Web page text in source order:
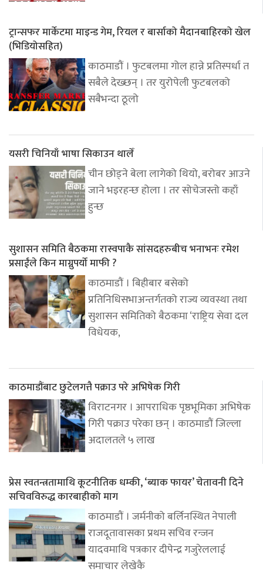
ट्रान्सफर मार्केटमा माइन्ड गेम, रियल र बार्साको मैदानबाहिरको खेल
(भिडियोसहित)
काठमाडौं । फुटबलमा गोल हान्ने प्रतिस्पर्धा त
सबैले देख्छन् । तर युरोपेली फुटबलको
सबैभन्दा ठूलो
यसरी चिनियाँ भाषा सिकाउन थालेँ
चीन छोड्ने बेला लागेको थियो, बरोबर आउने
जाने भइरहन्छ होला । तर सोचेजस्तो कहाँ
हुन्छ
सुशासन समिति बैठकमा रास्वपाकै सांसदहरुबीच भनाभनः रमेश
प्रसाईंले किन माग्नुपर्यो माफी ?
काठमाडौं । बिहीबार बसेको
प्रतिनिधिसभाअन्तर्गतको राज्य व्यवस्था तथा
सुशासन समितिको बैठकमा ‘राष्ट्रिय सेवा दल
विधेयक,
काठमाडौंबाट छुटेलगत्तै पक्राउ परे अभिषेक गिरी
विराटनगर । आपराधिक पृष्ठभूमिका अभिषेक
गिरी पक्राउ परेका छन् । काठमाडौं जिल्ला
अदालतले ५ लाख
प्रेस स्वतन्त्रतामाथि कूटनीतिक धम्की, ‘ब्याक फायर’ चेतावनी दिने
सचिवविरुद्ध कारबाहीको माग
काठमाडौं । जर्मनीको बर्लिनस्थित नेपाली
राजदूतावासका प्रथम सचिव रन्जन
यादवमाथि पत्रकार दीपेन्द्र गजुरेललाई
समाचार लेखेकै